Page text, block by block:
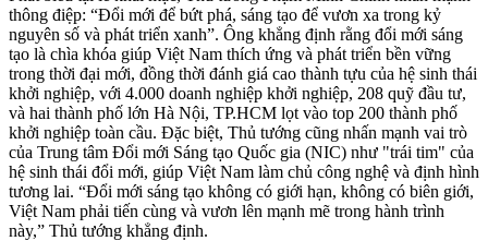
thông điệp: “Đổi mới để bứt phá, sáng tạo để vươn xa trong kỷ
nguyên số và phát triển xanh”. Ông khẳng định rằng đổi mới sáng
tạo là chìa khóa giúp Việt Nam thích ứng và phát triển bền vững
trong thời đại mới, đồng thời đánh giá cao thành tựu của hệ sinh thái
khởi nghiệp, với 4.000 doanh nghiệp khởi nghiệp, 208 quỹ đầu tư,
và hai thành phố lớn Hà Nội, TP.HCM lọt vào top 200 thành phố
khởi nghiệp toàn cầu. Đặc biệt, Thủ tướng cũng nhấn mạnh vai trò
của Trung tâm Đổi mới Sáng tạo Quốc gia (NIC) như "trái tim" của
hệ sinh thái đổi mới, giúp Việt Nam làm chủ công nghệ và định hình
tương lai. “Đổi mới sáng tạo không có giới hạn, không có biên giới,
Việt Nam phải tiến cùng và vươn lên mạnh mẽ trong hành trình
này,” Thủ tướng khẳng định.